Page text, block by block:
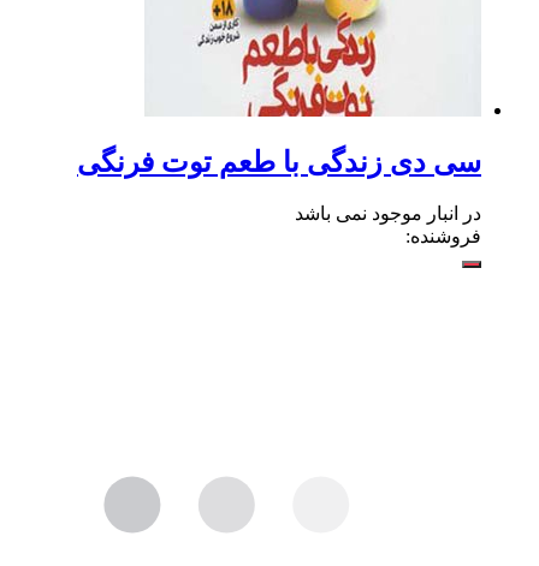
سی دی زندگی با طعم توت فرنگی
در انبار موجود نمی باشد
فروشنده: